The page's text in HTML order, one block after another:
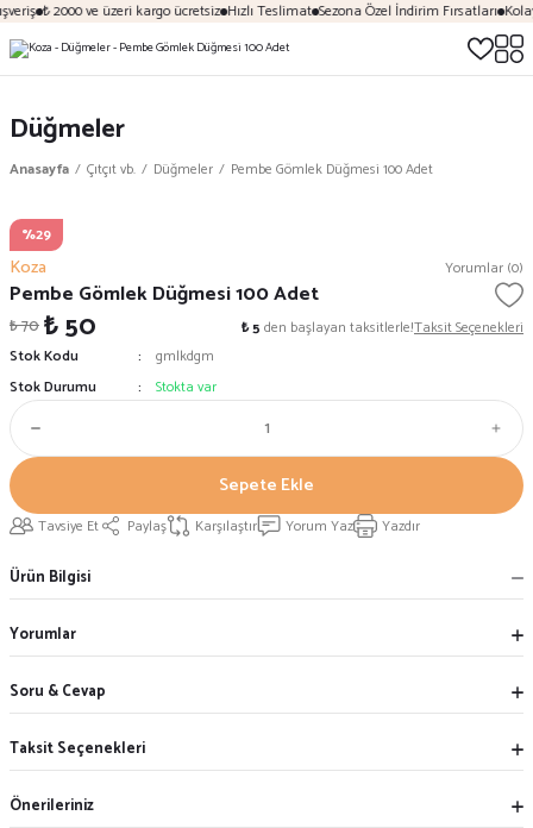
₺ 2000 ve üzeri kargo ücretsiz Hızlı Teslimat Sezona Özel İndirim Fırsatları
Düğmeler
Anasayfa Çıtçıt vb. Düğmeler Pembe Gömlek Düğmesi 100 Adet
%29
Koza Yorumlar (0)
Pembe Gömlek Düğmesi 100 Adet
₺ 70₺ 50 ₺ 5 den başlayan taksitlerle!Taksit Seçenekleri
Stok Kodu
gmlkdgm
Stok Durumu
Stokta var
Sepete Ekle
Tavsiye Et Paylaş Karşılaştır Yorum Yaz Yazdır
Ürün Bilgisi
Yorumlar
Soru & Cevap
Taksit Seçenekleri
Önerileriniz